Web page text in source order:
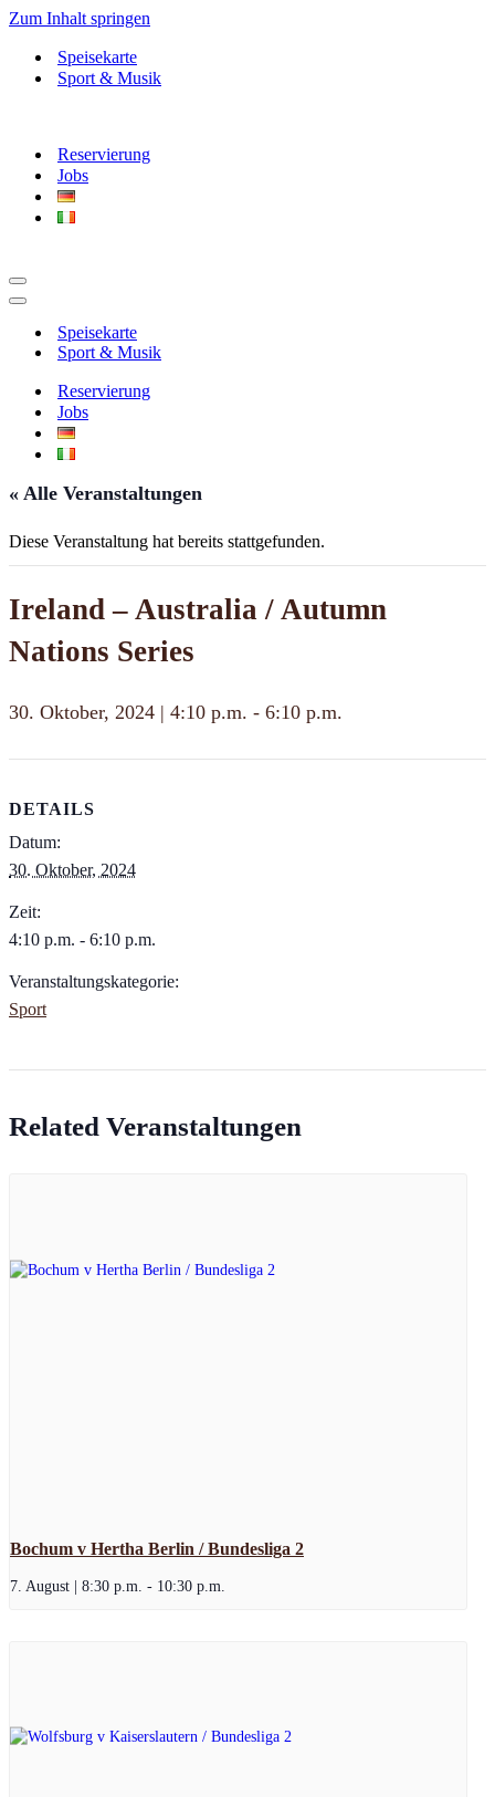
Zum Inhalt springen
Speisekarte
Sport & Musik
Reservierung
Jobs
Navigationsmenü
Navigationsmenü
Speisekarte
Sport & Musik
Reservierung
Jobs
« Alle Veranstaltungen
Diese Veranstaltung hat bereits stattgefunden.
Ireland – Australia / Autumn
Nations Series
30. Oktober, 2024 | 4:10 p.m. - 6:10 p.m.
DETAILS
Datum:
30. Oktober, 2024
Zeit:
4:10 p.m. - 6:10 p.m.
Veranstaltungskategorie:
Sport
Related Veranstaltungen
Bochum v Hertha Berlin / Bundesliga 2
7. August | 8:30 p.m. - 10:30 p.m.